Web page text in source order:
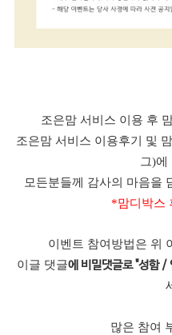
조은맘 서비스 이용 후
조은맘 서비스 이용후기 및
그)에
모든분들께 감사의 마음을
*맘디박스
이벤트 참여방법은 위
이글 댓글에 비밀댓글로 "성함
많은 참여